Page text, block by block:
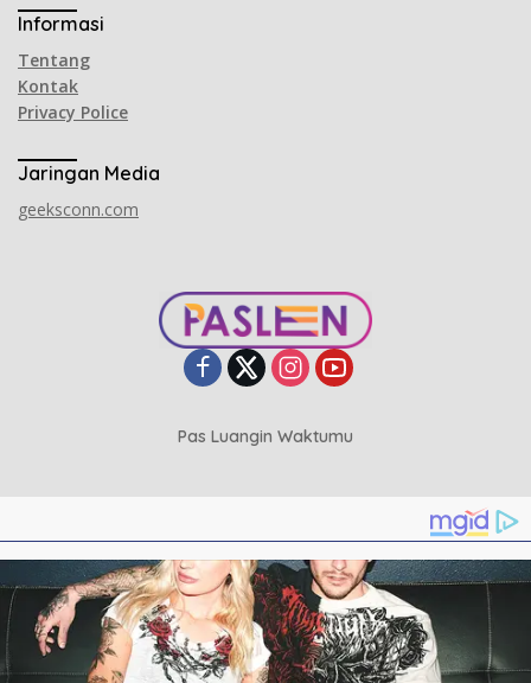
Informasi
Tentang
Kontak
Privacy Police
Jaringan Media
geeksconn.com
Pas Luangin Waktumu